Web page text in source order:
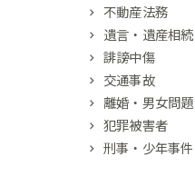
不動産法務
遺言・遺産相続
誹謗中傷
交通事故
離婚・男女問題
犯罪被害者
刑事・少年事件